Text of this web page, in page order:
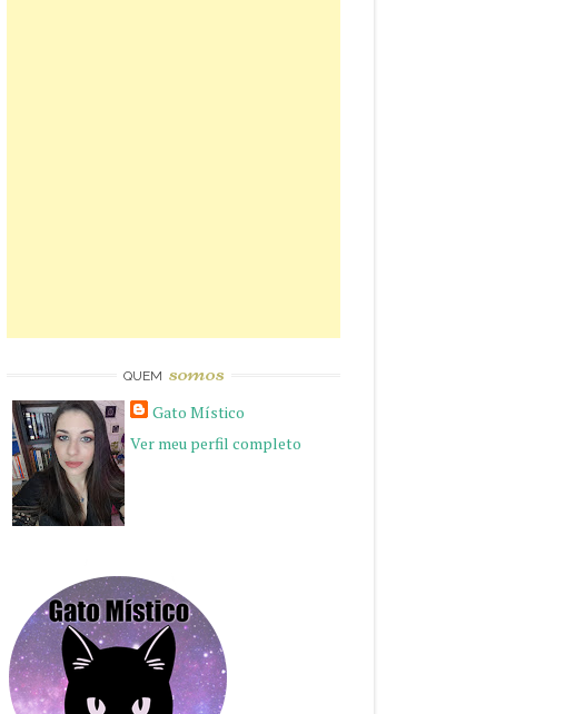
QUEM somos
Gato Místico
Ver meu perfil completo